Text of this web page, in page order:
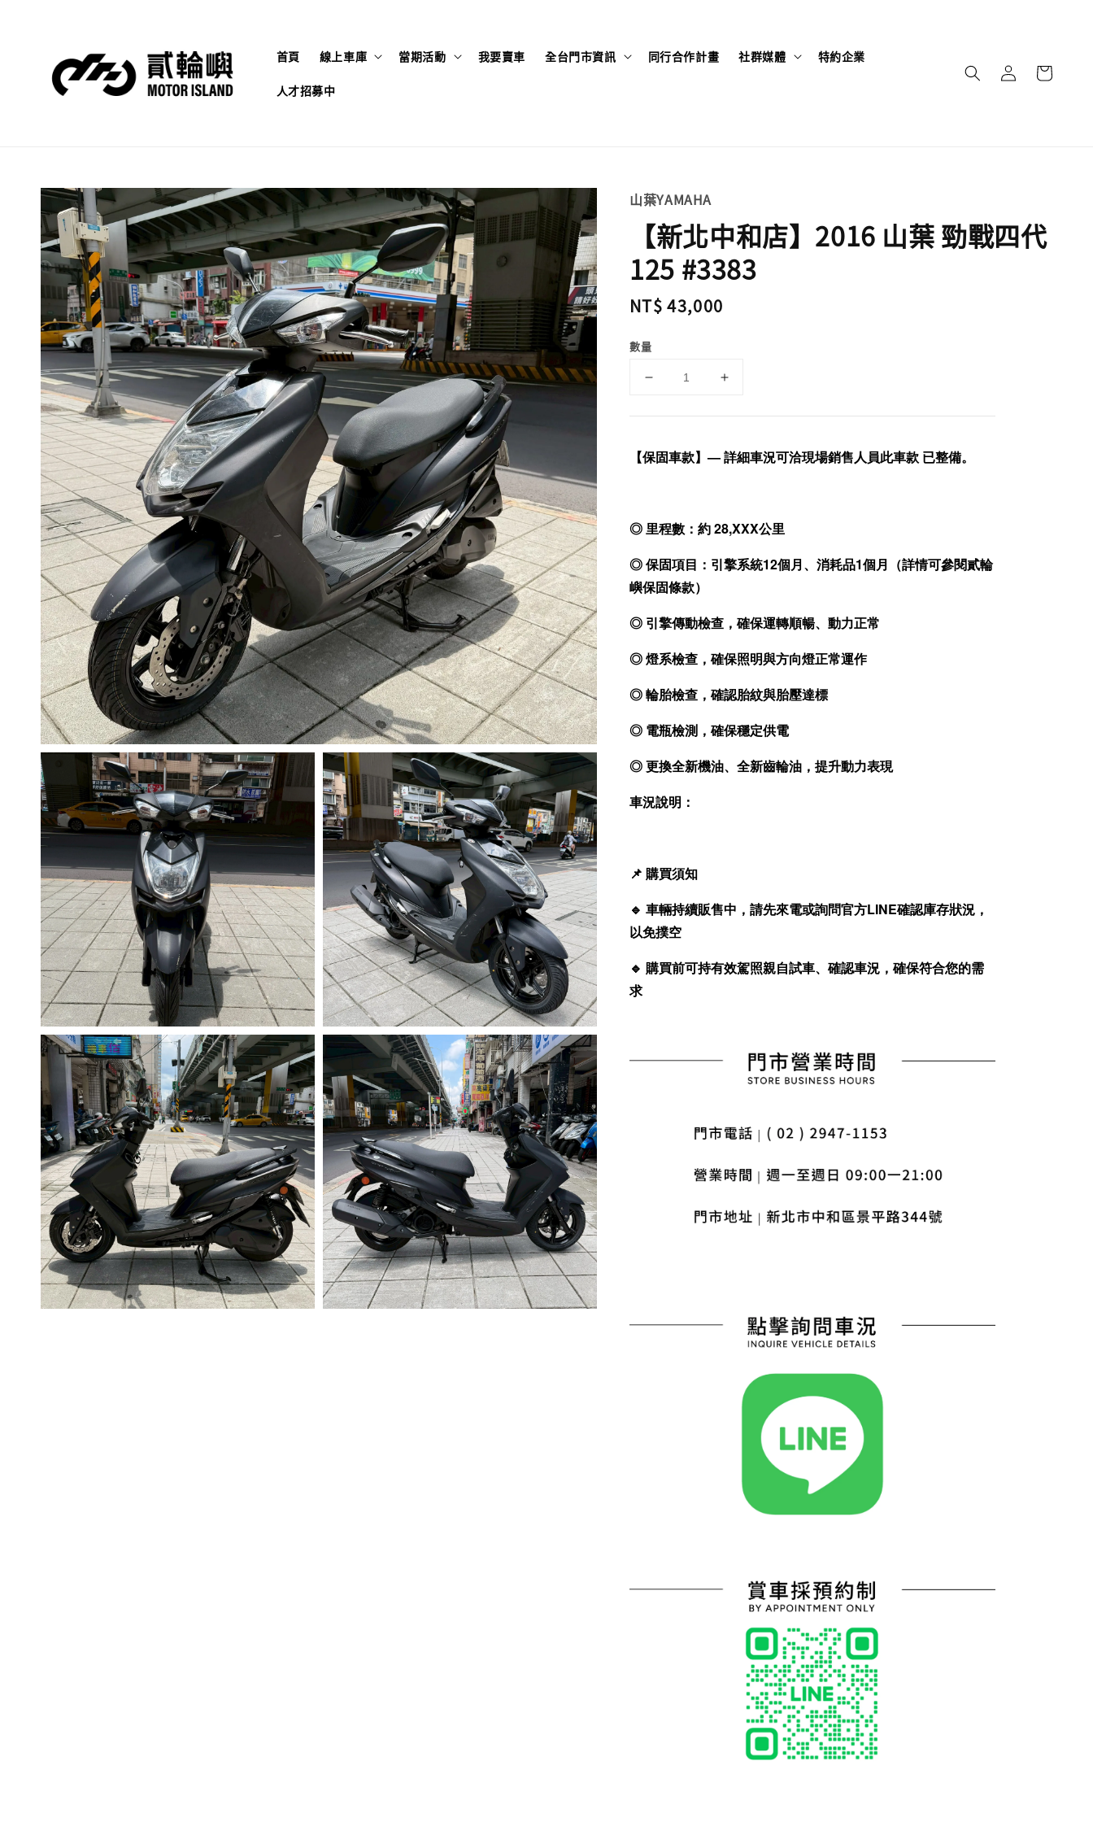
首頁 線上車庫 當期活動 我要賣車 全台門市資訊 同行合作計畫 社群媒體 特約企業
人才招募中
山葉YAMAHA
【新北中和店】2016 山葉 勁戰四代
125 #3383
Regular
NT$ 43,000
數量
【保固車款】— 詳細車況可洽現場銷售人員此車款 已整備。
◎ 里程數：約 28,XXX公里
◎ 保固項目：引擎系統12個月、消耗品1個月（詳情可參閱貳輪
嶼保固條款）
◎ 引擎傳動檢查，確保運轉順暢、動力正常
◎ 燈系檢查，確保照明與方向燈正常運作
◎ 輪胎檢查，確認胎紋與胎壓達標
◎ 電瓶檢測，確保穩定供電
◎ 更換全新機油、全新齒輪油，提升動力表現
車況說明：
📌 購買須知
🔹 車輛持續販售中，請先來電或詢問官方LINE確認庫存狀況，
以免撲空
🔹 購買前可持有效駕照親自試車、確認車況，確保符合您的需
求